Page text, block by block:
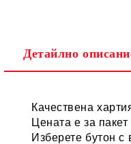
Детайлно
Качествена
Цената е за пакет
Изберете бутон с